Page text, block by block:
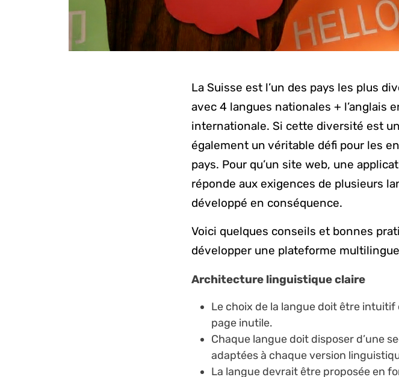
La Suisse est l’un des pays les plus
avec 4 langues nationales + l’anglais
internationale. Si cette diversité est
également un véritable défi pour les
pays. Pour qu’un site web, une
réponde aux exigences de plusieurs
développé en conséquence.
Voici quelques conseils et bonnes
développer une plateforme
Architecture linguistique claire
Le choix de la langue doit être
page inutile.
Chaque langue doit disposer d’une
adaptées à chaque version
La langue devrait être proposée en